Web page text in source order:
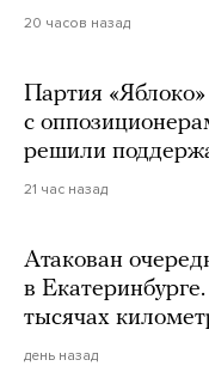
20 часов назад
Партия
с
решили
21 час назад
Атакован
в
тысячах
день назад